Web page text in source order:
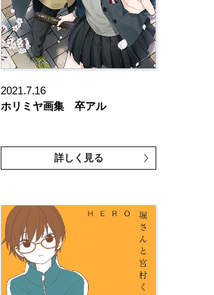
2021.7.16
ホリミヤ画集 卒アル
詳しく見る